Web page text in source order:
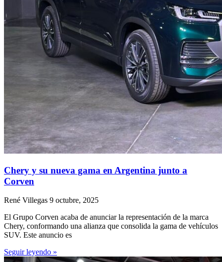
Chery y su nueva gama en Argentina junto a
Corven
René Villegas 9 octubre, 2025
El Grupo Corven acaba de anunciar la representación de la marca
Chery, conformando una alianza que consolida la gama de vehículos
SUV. Este anuncio es
Seguir leyendo »